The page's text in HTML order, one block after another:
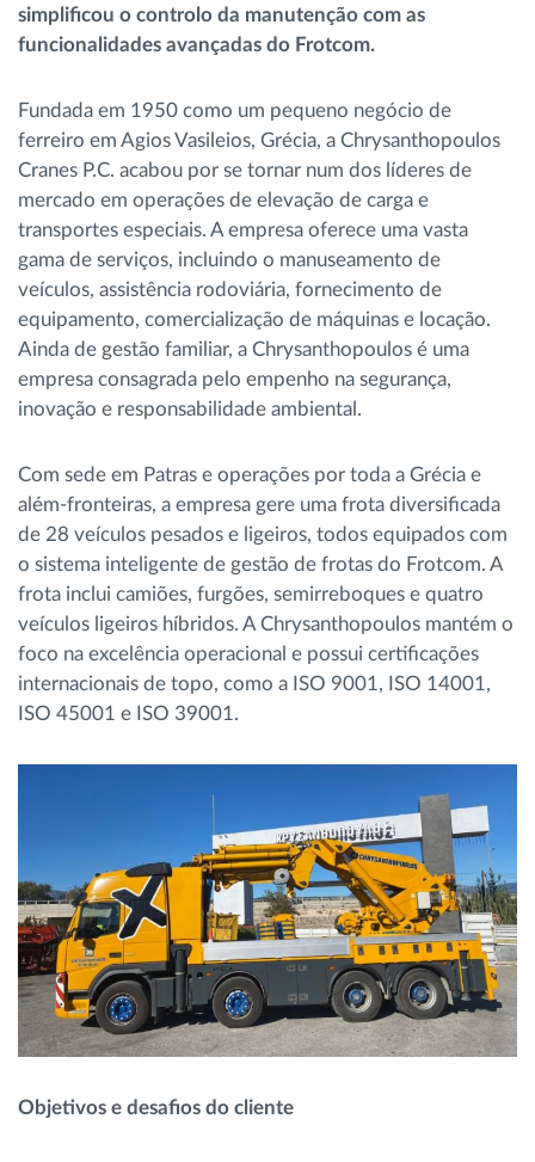
Planeamento e monitorização de rotas
Identificação automática de condutores
Ver todas as funcionalidades
Como resolvemos cada necessidade da
atividade da frota
Calculadora de Benefícios
simplificou o controlo da manutenção com as
funcionalidades avançadas do Frotcom.
Fundada em 1950 como um pequeno negócio de
ferreiro em Agios Vasileios, Grécia, a Chrysanthopoulos
Cranes P.C. acabou por se tornar num dos líderes de
mercado em operações de elevação de carga e
transportes especiais. A empresa oferece uma vasta
gama de serviços, incluindo o manuseamento de
veículos, assistência rodoviária, fornecimento de
equipamento, comercialização de máquinas e locação.
Ainda de gestão familiar, a Chrysanthopoulos é uma
empresa consagrada pelo empenho na segurança,
inovação e responsabilidade ambiental.
Com sede em Patras e operações por toda a Grécia e
além-fronteiras, a empresa gere uma frota diversificada
de 28 veículos pesados e ligeiros, todos equipados com
o sistema inteligente de gestão de frotas do Frotcom. A
frota inclui camiões, furgões, semirreboques e quatro
veículos ligeiros híbridos. A Chrysanthopoulos mantém o
foco na excelência operacional e possui certificações
internacionais de topo, como a ISO 9001, ISO 14001,
ISO 45001 e ISO 39001.
Objetivos e desafios do cliente